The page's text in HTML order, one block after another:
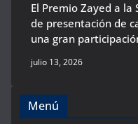
El Premio Zayed a
de presentación de
una gran
julio 13, 2026
Menú